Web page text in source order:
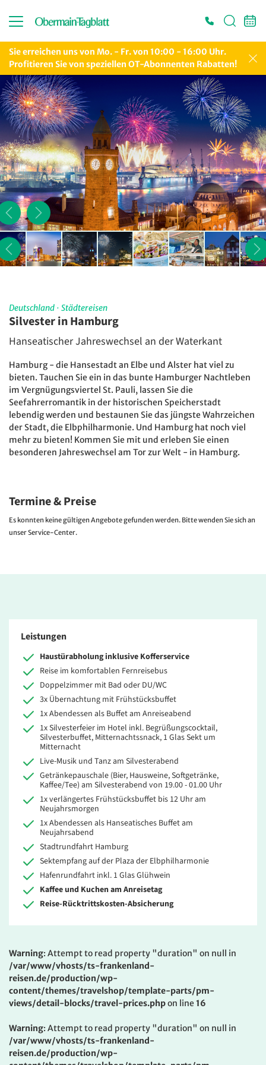
Sie erreichen uns von Mo. - Fr. von 10:00 - 16:00 Uhr.
Profitieren Sie von speziellen OT-Abonnenten Rabatten!
Es konnten keine gültigen Angebote gefunden werden. Bitte wenden Sie sich an
unser Service-Center.
Deutschland · Städtereisen
Silvester in Hamburg
Hanseatischer Jahreswechsel an der Waterkant
Hamburg - die Hansestadt an Elbe und Alster hat viel zu
bieten. Tauchen Sie ein in das bunte Hamburger Nachtleben
im Vergnügungsviertel St. Pauli, lassen Sie die
Seefahrerromantik in der historischen Speicherstadt
lebendig werden und bestaunen Sie das jüngste Wahrzeichen
der Stadt, die Elbphilharmonie. Und Hamburg hat noch viel
mehr zu bieten! Kommen Sie mit und erleben Sie einen
besonderen Jahreswechsel am Tor zur Welt - in Hamburg.
Termine & Preise
Es konnten keine gültigen Angebote gefunden werden. Bitte wenden Sie sich an
unser Service-Center.
Leistungen
Haustürabholung inklusive Kofferservice
Reise im komfortablen Fernreisebus
Doppelzimmer mit Bad oder DU/WC
3x Übernachtung mit Frühstücksbuffet
1x Abendessen als Buffet am Anreiseabend
1x Silvesterfeier im Hotel inkl. Begrüßungscocktail,
Silvesterbuffet, Mitternachtssnack, 1 Glas Sekt um
Mitternacht
Live-Musik und Tanz am Silvesterabend
Getränkepauschale (Bier, Hausweine, Softgetränke,
Kaffee/Tee) am Silvesterabend von 19.00 - 01.00 Uhr
1x verlängertes Frühstücksbuffet bis 12 Uhr am
Neujahrsmorgen
1x Abendessen als Hanseatisches Buffet am
Neujahrsabend
Stadtrundfahrt Hamburg
Sektempfang auf der Plaza der Elbphilharmonie
Hafenrundfahrt inkl. 1 Glas Glühwein
Kaffee und Kuchen am Anreisetag
Reise-Rücktrittskosten-Absicherung
Warning: Attempt to read property "duration" on null in
/var/www/vhosts/ts-frankenland-
reisen.de/production/wp-
content/themes/travelshop/template-parts/pm-
views/detail-blocks/travel-prices.phpon line 16
Warning: Attempt to read property "duration" on null in
/var/www/vhosts/ts-frankenland-
reisen.de/production/wp-